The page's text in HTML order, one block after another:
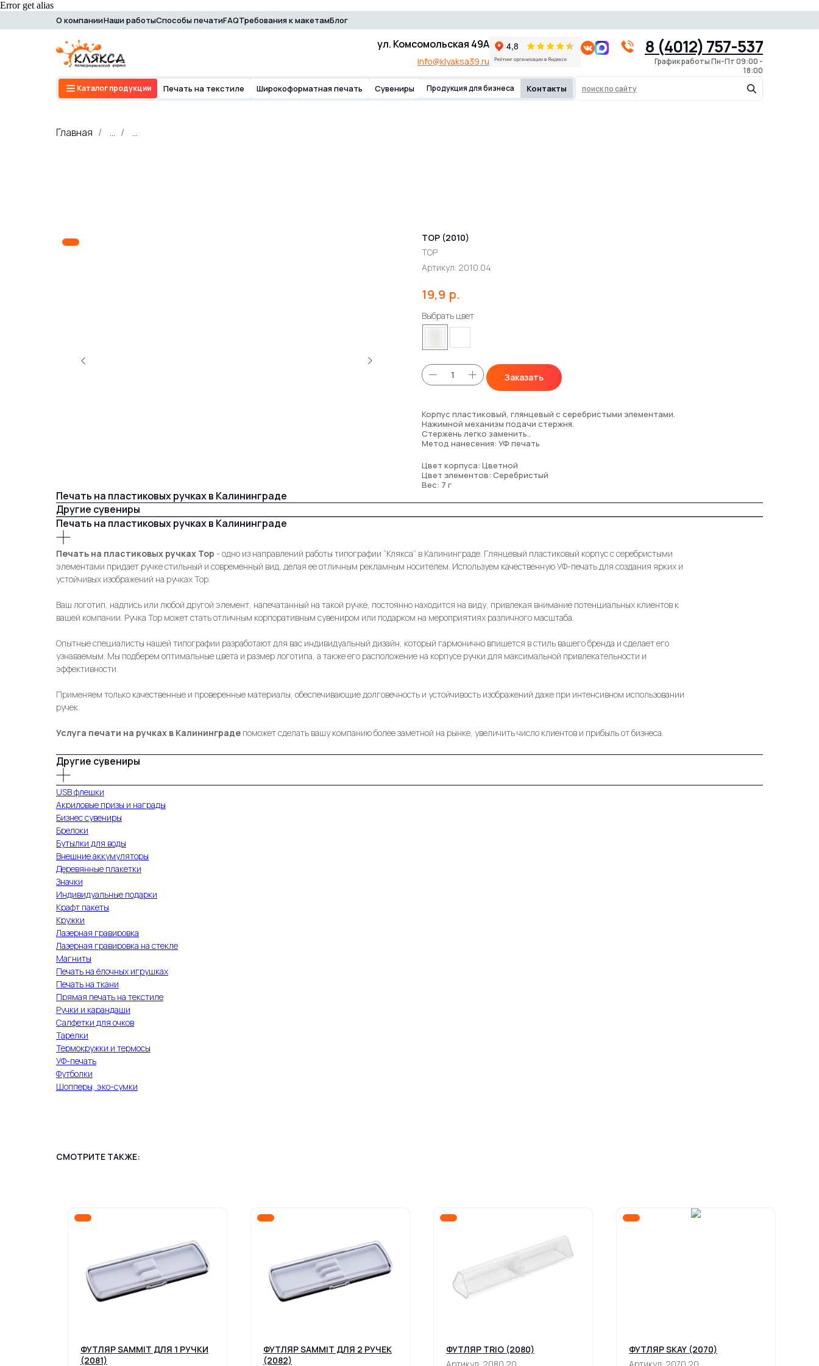
8 (4012) 757-537
info@klyaksa39.ru
Каталог продукции О компании Продукция для бизнеса
Error get alias
О компанииНаши работыСпособы печатиFAQТребования к макетамБлог
Каталог продукции Печать на текстиле Широкоформатная печать Сувениры Продукция для бизнеса Контакты поиск по сайту
ул. Комсомольская 49А
info@klyaksa39.ru
8 (4012) 757-537
График работы Пн-Пт 09:00 -
18:00
Главная / ... / ...
TOP (2010)
ТОР
Артикул: 2010.04
19,9 р.
Выбрать цвет
Заказать
Корпус пластиковый, глянцевый с серебристыми элементами.
Нажимной механизм подачи стержня.
Стержень легко заменить..
Метод нанесения: УФ печать
Цвет корпуса: Цветной
Цвет элементов: Серебристый
Вес: 7 г
Печать на пластиковых ручках в Калининграде
Другие сувениры
Печать на пластиковых ручках в Калининграде
Печать на пластиковых ручках Top - одно из направлений работы типографии “Клякса” в Калининграде. Глянцевый пластиковый корпус с серебристыми
элементами придает ручке стильный и современный вид, делая ее отличным рекламным носителем. Используем качественную УФ-печать для создания ярких и
устойчивых изображений на ручках Top.
Ваш логотип, надпись или любой другой элемент, напечатанный на такой ручке, постоянно находится на виду, привлекая внимание потенциальных клиентов к
вашей компании. Ручка Top может стать отличным корпоративным сувениром или подарком на мероприятиях различного масштаба.
Опытные специалисты нашей типографии разработают для вас индивидуальный дизайн, который гармонично впишется в стиль вашего бренда и сделает его
узнаваемым. Мы подберем оптимальные цвета и размер логотипа, а также его расположение на корпусе ручки для максимальной привлекательности и
эффективности.
Применяем только качественные и проверенные материалы, обеспечивающие долговечность и устойчивость изображений даже при интенсивном использовании
ручек.
Услуга печати на ручках в Калининграде поможет сделать вашу компанию более заметной на рынке, увеличить число клиентов и прибыль от бизнеса.
Другие сувениры
USB флешки
Акриловые призы и награды
Бизнес сувениры
Брелоки
Бутылки для воды
Внешние аккумуляторы
Деревянные плакетки
Значки
Индивидуальные подарки
Крафт пакеты
Кружки
Лазерная гравировка
Лазерная гравировка на стекле
Магниты
Печать на ёлочных игрушках
Печать на ткани
Прямая печать на текстиле
Ручки и карандаши
Салфетки для очков
Тарелки
Термокружки и термосы
УФ-печать
Футболки
Шопперы, эко-сумки
СМОТРИТЕ ТАКЖЕ:
ФУТЛЯР SAMMIT ДЛЯ 1 РУЧКИ
(2081)
ФУТЛЯР SAMMIT ДЛЯ 2 РУЧЕК
(2082)
ФУТЛЯР TRIO (2080)
ФУТЛЯР SKAY (2070)